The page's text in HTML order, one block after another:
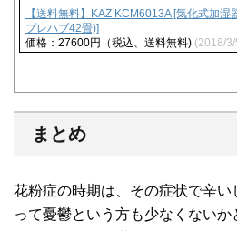
【送料無料】KAZ KCM6013A [気化式加湿
プレハブ42畳)]
価格：27600円（税込、送料無料) (2018/
まとめ
花粉症の時期は、その症状で辛い
って憂鬱という方も少なくない